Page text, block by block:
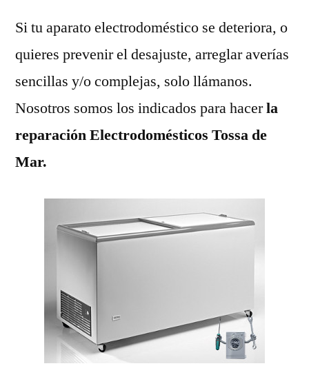
Si tu aparato electrodoméstico se deteriora, o
quieres prevenir el desajuste, arreglar averías
sencillas y/o complejas, solo llámanos.
Nosotros somos los indicados para hacerla
reparación Electrodomésticos Tossa de
Mar.